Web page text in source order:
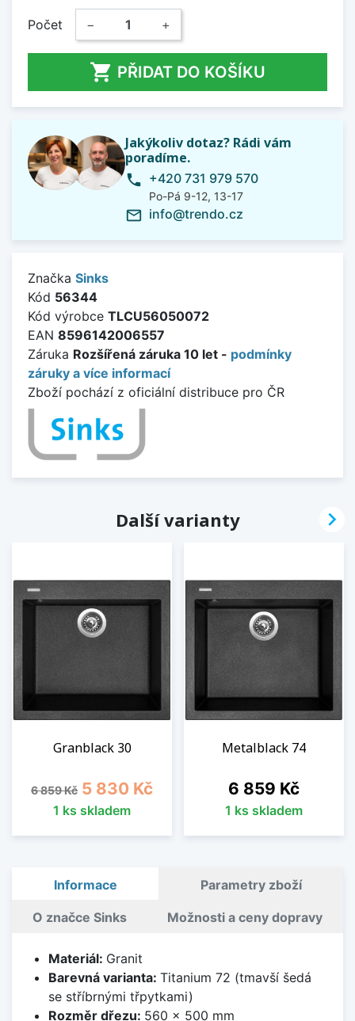
Počet − +
 PŘIDAT DO KOŠÍKU
Jakýkoliv dotaz? Rádi vám
poradíme.
phone +420 731 979 570
Po-Pá 9-12, 13-17
mail_outline info@trendo.cz
Značka Sinks
Kód 56344
Kód výrobce TLCU56050072
EAN 8596142006557
Záruka Rozšířená záruka 10 let - podmínky
záruky a více informací
Zboží pochází z oficiální distribuce pro ČR
Další varianty
Granblack 30
Běžná cena
6 859 Kč Cena
5 830 Kč
1 ks skladem
Metalblack 74
Cena
6 859 Kč
1 ks skladem

Informace Parametry zboží
O značce Sinks Možnosti a ceny dopravy
Materiál: Granit
Barevná varianta: Titanium 72 (tmavší šedá
se stříbrnými třpytkami)
Rozměr dřezu: 560 x 500 mm